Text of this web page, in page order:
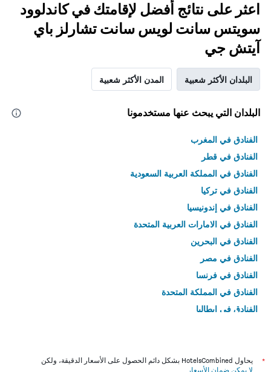
اعثر على نتائج أفضل لإقامتك في كاندلوود
سويتس سانت لويس سانت تشارلز باي
آيتش جي
البلدان الأكثر شعبية المدن الأكثر شعبية
البلدان التي يبحث عنها مستخدمونا
الفنادق في المغرب
الفنادق في قطر
الفنادق في المملكة العربية السعودية
الفنادق في تركيا
الفنادق في إندونيسيا
الفنادق في الامارات العربية المتحدة
الفنادق في البحرين
الفنادق في مصر
الفنادق في فرنسا
الفنادق في المملكة المتحدة
الفنادق في إيطاليا
*
يحاول HotelsCombined بشكل دائم الحصول على الأسعار الدقيقة، ولكن
لا يمكن ضمان الأسعار